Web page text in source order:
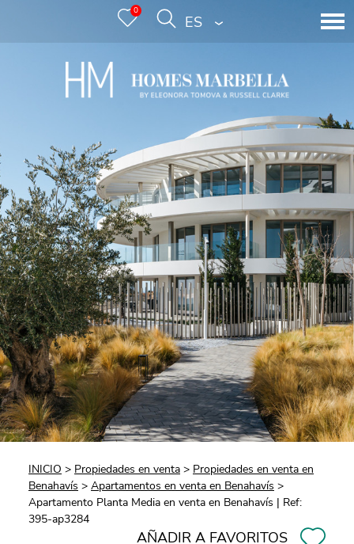
0
ESPAÑOL
INICIO > Propiedades en venta > Propiedades en venta en
Benahavís > Apartamentos en venta en Benahavís >
Apartamento Planta Media en venta en Benahavís | Ref:
395-ap3284
AÑADIR A FAVORITOS